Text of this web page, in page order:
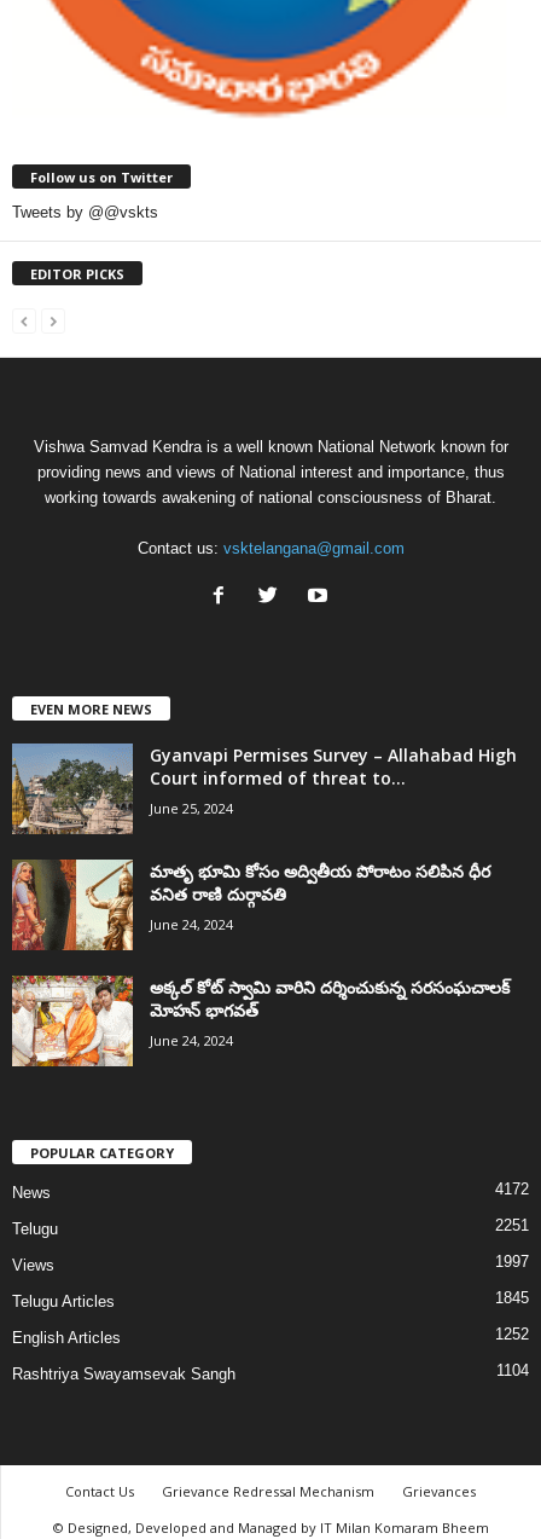
Follow us on Twitter
Tweets by @@vskts
EDITOR PICKS
Vishwa Samvad Kendra is a well known National Network known for
providing news and views of National interest and importance, thus
working towards awakening of national consciousness of Bharat.
Contact us: vsktelangana@gmail.com
EVEN MORE NEWS
Gyanvapi Permises Survey – Allahabad High
Court informed of threat to...
June 25, 2024
మాతృ భూమి కోసం అద్వితీయ పోరాటం సలిపిన ధీర
వనిత రాణి దుర్గావతి
June 24, 2024
అక్కల్‌ కోట్‌ స్వామి వారిని దర్శించుకున్న సరసంఘచాలక్
మోహన్ భాగవత్
June 24, 2024
POPULAR CATEGORY
News 4172
Telugu 2251
Views 1997
Telugu Articles 1845
English Articles 1252
Rashtriya Swayamsevak Sangh 1104
Contact Us Grievance Redressal Mechanism
Grievances
© Designed, Developed and Managed by IT Milan Komaram Bheem